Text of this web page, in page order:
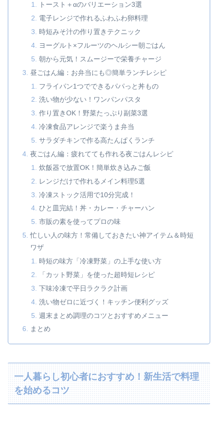
トースト＋αのバリエーション3選
電子レンジで作れるふわふわ卵料理
時短みそ汁の作り置きテクニック
ヨーグルト×フルーツのヘルシー朝ごはん
朝から元気！スムージーで栄養チャージ
昼ごはん編：お弁当にも◎簡単ランチレシピ
フライパン1つでできるパパっと丼もの
洗い物が少ない！ワンパンパスタ
作り置きOK！野菜たっぷり副菜3選
冷凍食品アレンジで楽うま弁当
サラダチキンで作る高たんぱくランチ
夜ごはん編：疲れてても作れる夜ごはんレシピ
炊飯器で放置OK！簡単炊き込みご飯
レンジだけで作れるメイン料理5選
冷凍ストック活用で10分完成！
ひと皿完結！丼・カレー・チャーハン
市販の素を使ってプロの味
忙しい人の味方！常備しておきたい神アイテム＆時短
ワザ
時短の味方「冷凍野菜」の上手な使い方
「カット野菜」を使った超時短レシピ
下味冷凍で平日ラクラク計画
洗い物ゼロに近づく！キッチン便利グッズ
週末まとめ調理のコツとおすすめメニュー
まとめ
一人暮らし初心者におすすめ！新生活で料理
を始めるコツ